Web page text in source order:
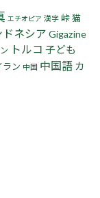
エチオピア 漢字 峠猫
ドネシア Gigazine
トルコ 子ども
ラン 中国 中国語 カ